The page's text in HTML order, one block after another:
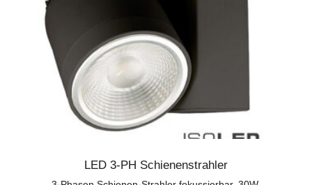
LED 3-PH Schienenstrahler